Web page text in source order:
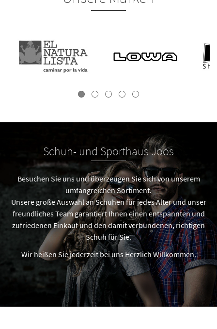
Schuh- und Sporthaus Joos
Besuchen Sie uns und überzeugen Sie sich von unserem
umfangreichen Sortiment.
Unsere große Auswahl an Schuhen für jedes Alter und unser
freundliches Team garantiert Ihnen einen entspannten und
zufriedenen Einkauf und den damit verbundenen, richtigen
Schuh für Sie.
Wir heißen Sie jederzeit bei uns Herzlich Willkommen.